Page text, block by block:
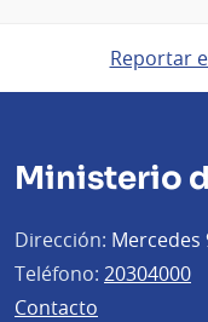
Reportar
Ministerio
Dirección: Mercedes
Teléfono: 20304000
Contacto